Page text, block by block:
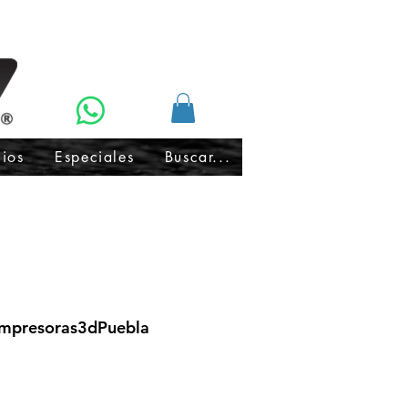
Especiales Buscar...